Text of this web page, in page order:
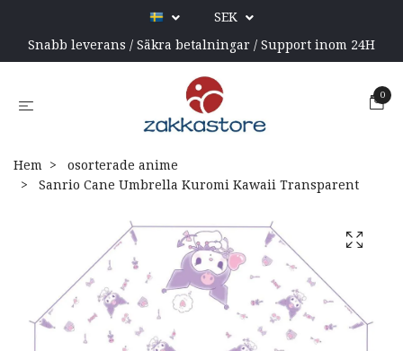
SEK
Snabb leverans / Säkra betalningar / Support inom 24H
0
Hem
osorterade anime
Sanrio Cane Umbrella Kuromi Kawaii Transparent